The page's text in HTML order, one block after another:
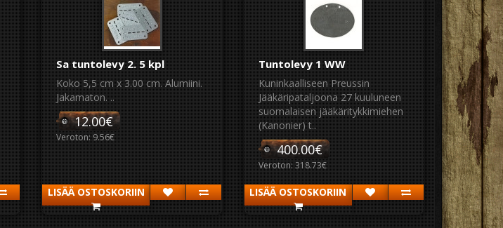
Sa tuntolevy 2. 5 kpl
Koko 5,5 cm x 3.00 cm. Alumiini.
Jakamaton. ..
12.00€
Veroton: 9.56€
LISÄÄ OSTOSKORIIN
Tuntolevy 1 WW
Kuninkaalliseen Preussin
Jääkäripataljoona 27 kuuluneen
suomalaisen jääkäritykkimiehen
(Kanonier) t..
400.00€
Veroton: 318.73€
LISÄÄ OSTOSKORIIN